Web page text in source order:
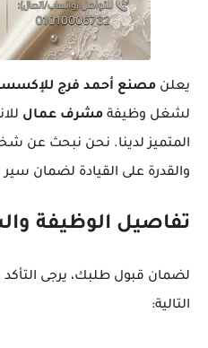
يعلن مصنع أحمد فرج
لشغل وظيفة مشرف عمال
المتميز لدينا. نحن نبحث عن
والقدرة على القيادة لضمان سير
تفاصيل الوظيفة
لضمان قبول طلبك، يرجى
التالية: